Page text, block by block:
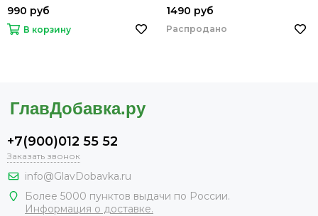
990 руб
В корзину
1490 руб
Распродано
+7(900)012 55 52
Заказать звонок
info@GlavDobavka.ru
Более 5000 пунктов выдачи по России.
Информация о доставке.